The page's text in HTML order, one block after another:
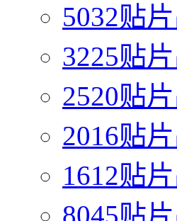
5032贴
3225贴
2520贴
2016贴
1612贴
8045贴